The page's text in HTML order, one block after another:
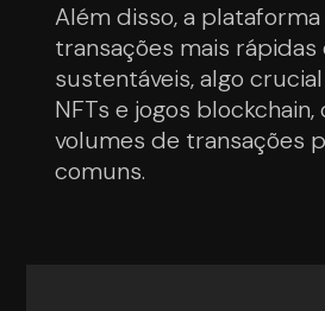
Além disso, a
transações mais rápidas
sustentáveis, algo
NFTs e jogos
volumes de transações
comuns.